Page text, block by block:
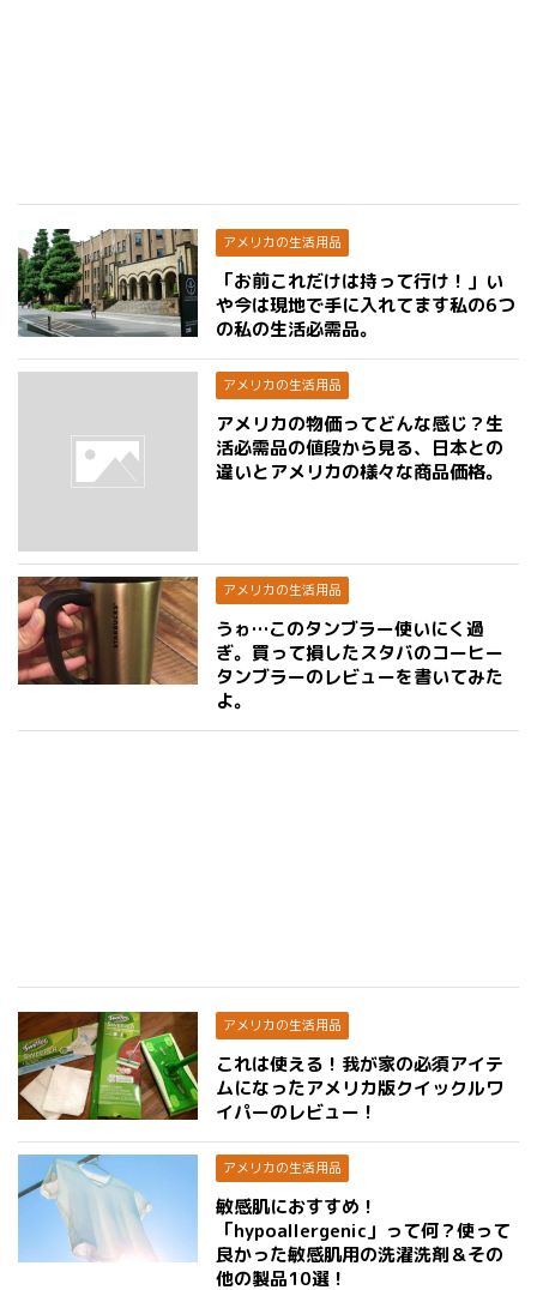
アメリカの生活用品
「お前これだけは持って行け！」い
や今は現地で手に入れてます私の6つ
の私の生活必需品。
アメリカの生活用品
アメリカの物価ってどんな感じ？生
活必需品の値段から見る、日本との
違いとアメリカの様々な商品価格。
アメリカの生活用品
うゎ…このタンブラー使いにく過
ぎ。買って損したスタバのコーヒー
タンブラーのレビューを書いてみた
よ。
アメリカの生活用品
これは使える！我が家の必須アイテ
ムになったアメリカ版クイックルワ
イパーのレビュー！
アメリカの生活用品
敏感肌におすすめ！
「hypoallergenic」って何？使って
良かった敏感肌用の洗濯洗剤＆その
他の製品10選！